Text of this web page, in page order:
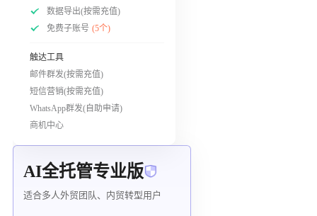
数据导出(按需充值)
免费子账号 (5个)
触达工具
邮件群发(按需充值)
短信营销(按需充值)
WhatsApp群发(自助申请)
商机中心
AI全托管专业版
适合多人外贸团队、内贸转型用户